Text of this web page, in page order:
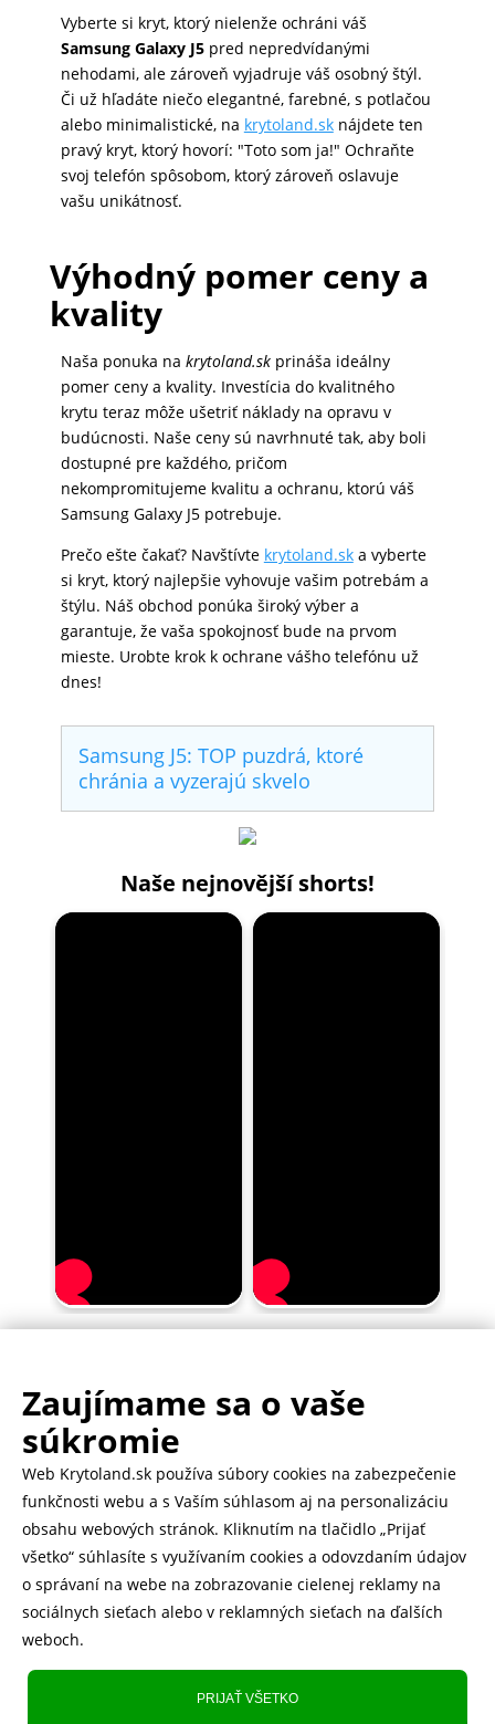
Vyberte si kryt, ktorý nielenže ochráni váš
Samsung Galaxy J5pred nepredvídanými
nehodami, ale zároveň vyjadruje váš osobný štýl.
Či už hľadáte niečo elegantné, farebné, s potlačou
alebo minimalistické, na krytoland.sknájdete ten
pravý kryt, ktorý hovorí: "Toto som ja!" Ochraňte
svoj telefón spôsobom, ktorý zároveň oslavuje
vašu unikátnosť.
Výhodný pomer ceny a
kvality
Naša ponuka na krytoland.skprináša ideálny
pomer ceny a kvality. Investícia do kvalitného
krytu teraz môže ušetriť náklady na opravu v
budúcnosti. Naše ceny sú navrhnuté tak, aby boli
dostupné pre každého, pričom
nekompromitujeme kvalitu a ochranu, ktorú váš
Samsung Galaxy J5 potrebuje.
Prečo ešte čakať? Navštívte krytoland.ska vyberte
si kryt, ktorý najlepšie vyhovuje vašim potrebám a
štýlu. Náš obchod ponúka široký výber a
garantuje, že vaša spokojnosť bude na prvom
mieste. Urobte krok k ochrane vášho telefónu už
dnes!
Samsung J5: TOP puzdrá, ktoré
chránia a vyzerajú skvelo
Naše nejnovější shorts!
.
Rychlé doručenie 1-2 dní
Heurekazobraziť recenzie
Instagram5.643 fanúšikov
Zaujímame sa o vaše
súkromie
Web Krytoland.sk používa súbory cookies na zabezpečenie
funkčnosti webu a s Vaším súhlasom aj na personalizáciu
obsahu webových stránok. Kliknutím na tlačidlo „Prijať
všetko“ súhlasíte s využívaním cookies a odovzdaním údajov
o správaní na webe na zobrazovanie cielenej reklamy na
sociálnych sieťach alebo v reklamných sieťach na ďalších
weboch.
PRIJAŤ VŠETKO